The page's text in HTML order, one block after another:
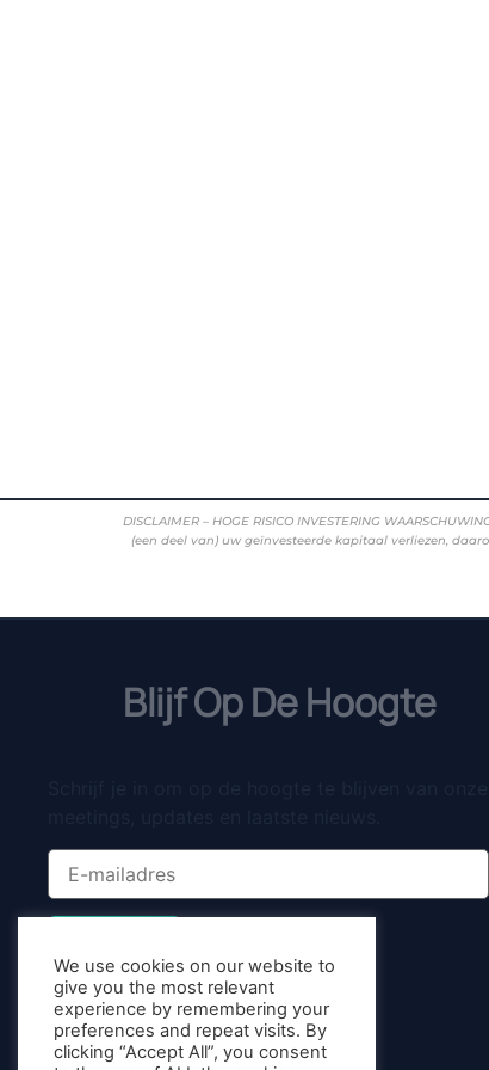
DISCLAIMER – HOGE RISICO INVESTERING
(een deel van) uw geïnvesteerde kapitaal verliezen,
Blijf Op De Hoogte
We use cookies on our website to
give you the most relevant
experience by remembering your
preferences and repeat visits. By
clicking “Accept All”, you consent